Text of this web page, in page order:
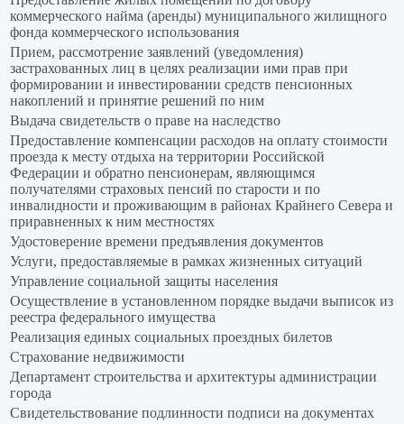
коммерческого найма (аренды) муниципального жилищного
фонда коммерческого использования
Прием, рассмотрение заявлений (уведомления)
застрахованных лиц в целях реализации ими прав при
формировании и инвестировании средств пенсионных
накоплений и принятие решений по ним
Выдача свидетельств о праве на наследство
Предоставление компенсации расходов на оплату стоимости
проезда к месту отдыха на территории Российской
Федерации и обратно пенсионерам, являющимся
получателями страховых пенсий по старости и по
инвалидности и проживающим в районах Крайнего Севера и
приравненных к ним местностях
Удостоверение времени предъявления документов
Услуги, предоставляемые в рамках жизненных ситуаций
Управление социальной защиты населения
Осуществление в установленном порядке выдачи выписок из
реестра федерального имущества
Реализация единых социальных проездных билетов
Страхование недвижимости
Департамент строительства и архитектуры администрации
города
Свидетельствование подлинности подписи на документах